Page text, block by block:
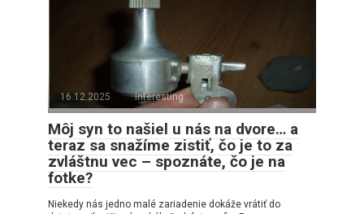
16.12.2025 interesting
Môj syn to našiel u nás na dvore… a
teraz sa snažíme zistiť, čo je to za
zvláštnu vec – spoznáte, čo je na
fotke?
Niekedy nás jedno malé zariadenie dokáže vrátiť do